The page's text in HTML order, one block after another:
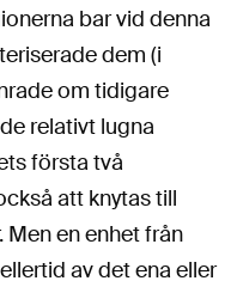
bar vid denna
dem (i
om tidigare
relativt lugna
första två
att knytas till
en enhet från
av det ena eller